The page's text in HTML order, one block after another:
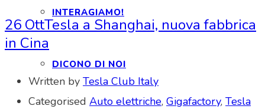
INTERAGIAMO!
DICONO DI NOI
26 OttTesla a Shanghai, nuova fabbrica
in Cina
Written by Tesla Club Italy
Categorised Auto elettriche, Gigafactory, Tesla